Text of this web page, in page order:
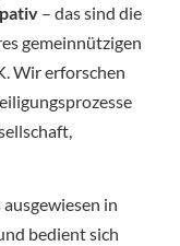
– das sind die
gemeinnützigen
Wir erforschen
in
bedient sich